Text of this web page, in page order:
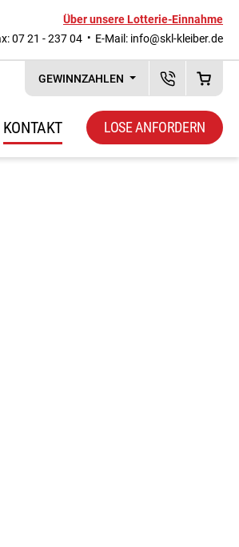
Über unsere Lotterie-Einnahme
07 21 - 237 04 E-Mail: info@skl-kleiber.de
GEWINNZAHLEN
KONTAKT LOSE ANFORDERN